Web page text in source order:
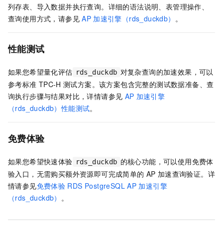
列存表、导入数据并执行查询。详细的语法说明、表管理操作、
查询使用方式，请参见 AP 加速引擎（rds_duckdb） 。
性能测试
如果您希望量化评估 rds_duckdb 对复杂查询的加速效果，可以
参考标准 TPC-H 测试方案。该方案包含完整的测试数据准备、查
询执行步骤与结果对比，详情请参见 AP 加速引擎
（rds_duckdb）性能测试。
免费体验
如果您希望快速体验 rds_duckdb 的核心功能，可以使用免费体
验入口，无需购买额外资源即可完成简单的 AP 加速查询验证。详
情请参见免费体验 RDS PostgreSQL AP 加速引擎
（rds_duckdb） 。